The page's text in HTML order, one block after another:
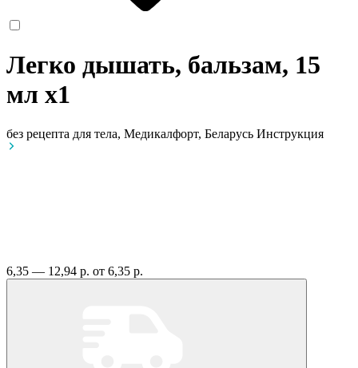
Легко дышать, бальзам, 15
мл x1
без рецепта для тела, Медикалфорт, Беларусь Инструкция
6,35 — 12,94 р. от 6,35 р.